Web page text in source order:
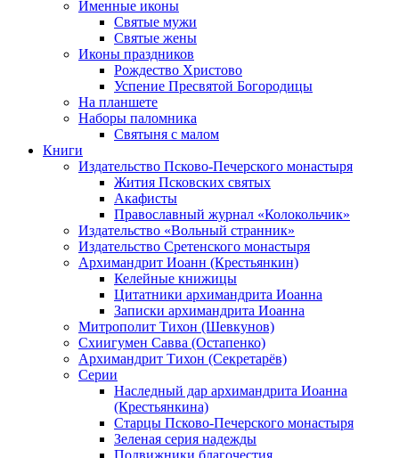
Именные иконы
Святые мужи
Святые жены
Иконы праздников
Рождество Христово
Успение Пресвятой Богородицы
На планшете
Наборы паломника
Святыня с малом
Книги
Издательство Псково-Печерского монастыря
Жития Псковских святых
Акафисты
Православный журнал «Колокольчик»
Издательство «Вольный странник»
Издательство Сретенского монастыря
Архимандрит Иоанн (Крестьянкин)
Келейные книжицы
Цитатники архимандрита Иоанна
Записки архимандрита Иоанна
Митрополит Тихон (Шевкунов)
Схиигумен Савва (Остапенко)
Архимандрит Тихон (Секретарёв)
Серии
Наследный дар архимандрита Иоанна
(Крестьянкина)
Старцы Псково-Печерского монастыря
Зеленая серия надежды
Подвижники благочестия